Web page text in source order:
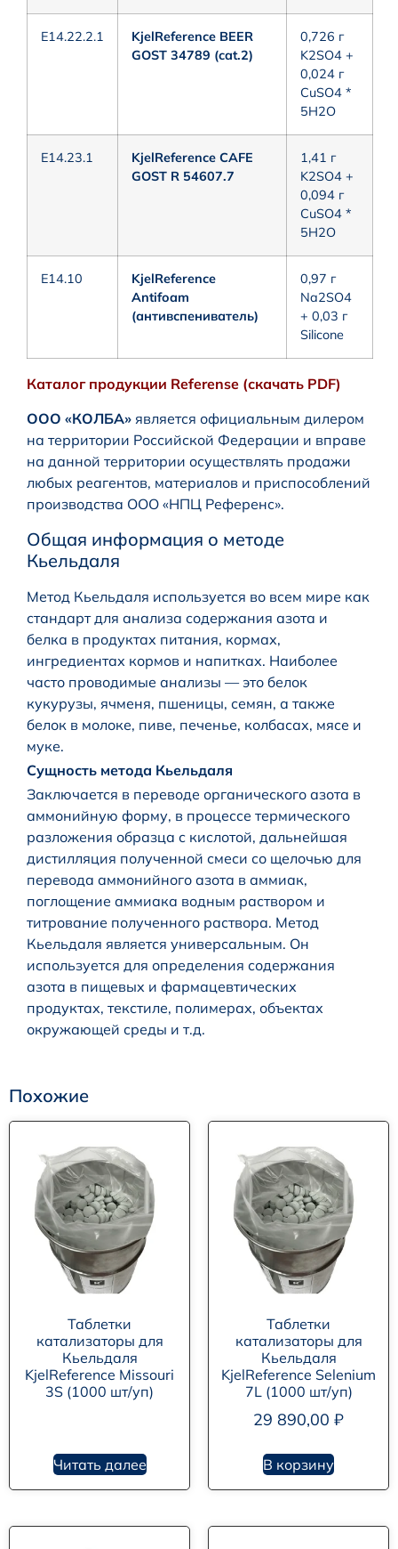
E14.22.2.1
KjelReference BEER
GOST 34789 (cat.2)
0,726 г
K2SO4 +
0,024 г
CuSO4 *
5H2O
E14.23.1
KjelReference CAFE
GOST R 54607.7
1,41 г
K2SO4 +
0,094 г
CuSO4 *
5H2O
E14.10
KjelReference
Antifoam
(антивспениватель)
0,97 г
Na2SO4
+ 0,03 г
Silicone
Каталог продукции Referense (скачать PDF)
ООО «КОЛБА» является официальным дилером
на территории Российской Федерации и вправе
на данной территории осуществлять продажи
любых реагентов, материалов и приспособлений
производства ООО «НПЦ Референс».
Общая информация о методе
Кьельдаля
Метод Кьельдаля используется во всем мире как
стандарт для анализа содержания азота и
белка в продуктах питания, кормах,
ингредиентах кормов и напитках. Наиболее
часто проводимые анализы — это белок
кукурузы, ячменя, пшеницы, семян, а также
белок в молоке, пиве, печенье, колбасах, мясе и
муке.
Сущность метода Кьельдаля
Заключается в переводе органического азота в
аммонийную форму, в процессе термического
разложения образца с кислотой, дальнейшая
дистилляция полученной смеси со щелочью для
перевода аммонийного азота в аммиак,
поглощение аммиака водным раствором и
титрование полученного раствора. Метод
Кьельдаля является универсальным. Он
используется для определения содержания
азота в пищевых и фармацевтических
продуктах, текстиле, полимерах, объектах
окружающей среды и т.д.
Похожие
Таблетки
катализаторы для
Кьельдаля
KjelReference Missouri
3S (1000 шт/уп)
Читать далее
Таблетки
катализаторы для
Кьельдаля
KjelReference Selenium
7L (1000 шт/уп)
29 890,00 ₽
В корзину